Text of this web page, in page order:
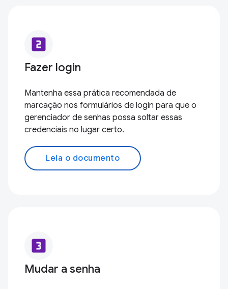
looks_two
Fazer login
Mantenha essa prática recomendada de
marcação nos formulários de login para que o
gerenciador de senhas possa soltar essas
credenciais no lugar certo.
Leia o documento
looks_3
Mudar a senha